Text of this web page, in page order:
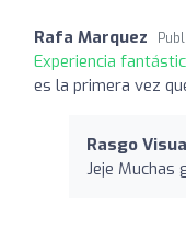
Rafa Marquez
Experiencia
es la primera vez
Rasgo
Jeje Muchas